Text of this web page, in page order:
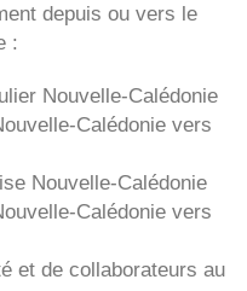
depuis ou vers le
:
Nouvelle-Calédonie
Calédonie vers
Nouvelle-Calédonie
Calédonie vers
et de collaborateurs au